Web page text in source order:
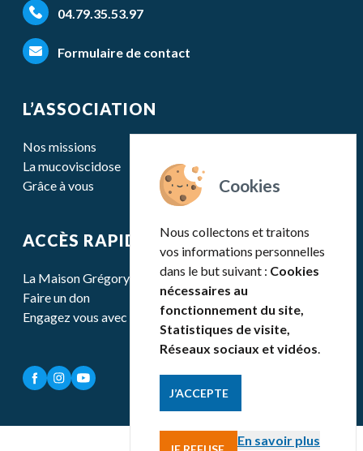
Nous collectons et traitons
vos informations personnelles
dans le but suivant : Cookies
nécessaires au
fonctionnement du site,
Statistiques de visite,
Réseaux sociaux et vidéos.
J’ACCEPTE
En savoir plus
04.79.35.53.97
Formulaire de contact
L’ASSOCIATION
Nos missions
La mucoviscidose
Grâce à vous
ACCÈS RAPIDE
La Maison Grégory Lemarchal
Faire un don
Engagez vous avec nous